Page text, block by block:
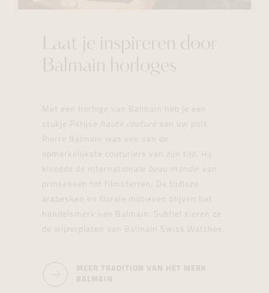
Laat je inspireren door
Balmain horloges
Met een horloge van Balmain heb je een
stukje Parijse
haute couture
aan uw pols.
Pierre Balmain was een van de
opmerkelijkste couturiers van zijn tijd. Hij
kleedde de internationale
beau monde : van
prinsessen tot filmsterren. De tijdloze
arabesken en florale motieven blijven het
handelsmerk van Balmain. Subtiel sieren ze
de wijzerplaten van Balmain Swiss Watches.
MEER TRADITION VAN HET MERK
BALMAIN